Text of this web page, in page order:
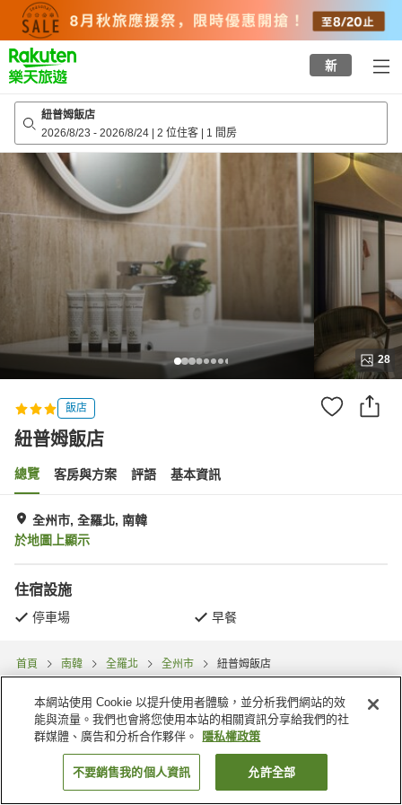
top
page
新
紐普姆飯店
2026/8/23 - 2026/8/24 | 2 位住客 | 1 間房
28
飯店
紐普姆飯店
總覽 客房與方案 評語 基本資訊
全州市, 全羅北, 南韓
於地圖上顯示
住宿設施
停車場 早餐
首頁 南韓 全羅北 全州市 紐普姆飯店
找客房
本網站使用 Cookie 以提升使用者體驗，並分析我們網站的效
能與流量。我們也會將您使用本站的相關資訊分享給我們的社
群媒體、廣告和分析合作夥伴。
隱私權政策
不要銷售我的個人資訊 允許全部